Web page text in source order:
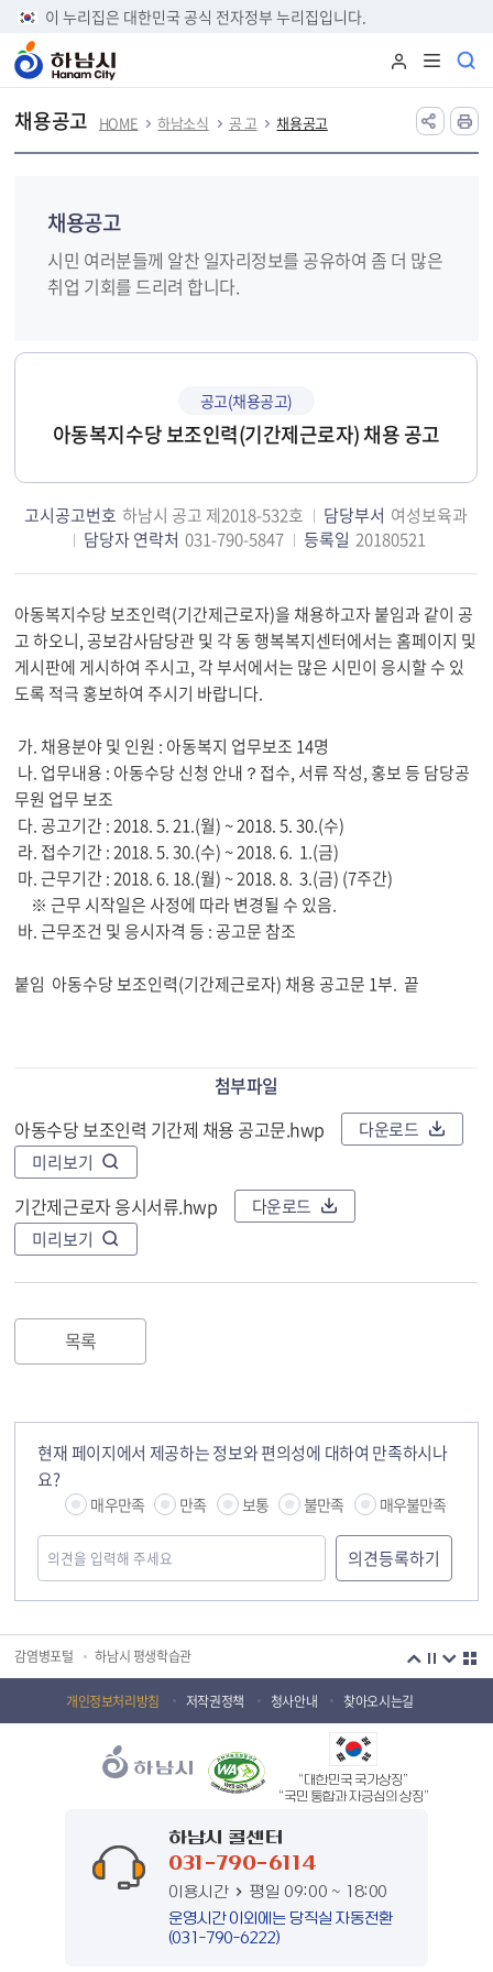
본문 바로가기
이 누리집은 대한민국 공식 전자정부 누리집입니다.
채용공고 HOME 하남소식 공 고 채용공고
채용공고
시민 여러분들께 알찬 일자리정보를 공유하여 좀 더 많은
취업 기회를 드리려 합니다.
공고(채용공고)
아동복지수당 보조인력(기간제근로자) 채용 공고
고시공고번호 하남시 공고 제2018-532호 담당부서 여성보육과
담당자 연락처 031-790-5847 등록일 20180521
첨부파일
아동수당 보조인력 기간제 채용 공고문.hwp
다운로드
미리보기
기간제근로자 응시서류.hwp
다운로드
미리보기
목록
현재 페이지에서 제공하는 정보와 편의성에 대하여 만족하시나
요?
매우만족 만족 보통 불만족 매우불만족
국민안전교육플랫폼
감염병포털 하남시 평생학습관
하남혁신교육지구 huic 하남도시공사
하남종합운동장 국민체육센터 하남문화재단 하남역사박물관
하남시 가족센터
하남시정신건강복지센터
(재)하남시자원봉사센터 하남시환경교육센터
하남시 장애인 무료법률 상담센터 경기도의회 하남상담소
개인정보처리방침 저작권정책 청사안내 찾아오시는길
하남시 콜센터
031-790-6114
이용시간
평일 09:00 ~ 18:00
운영시간 이외에는 당직실 자동전환
(031-790-6222)
“대한민국 국가상징”
“국민 통합과 자긍심의 상징”